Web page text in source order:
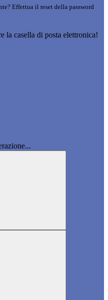
Effettua il reset della password
la casella di posta elettronica!